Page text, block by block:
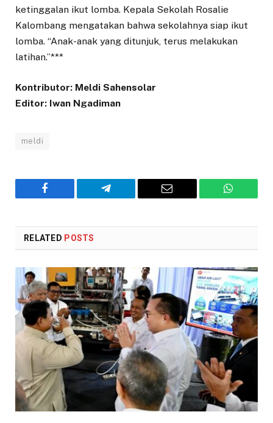
ketinggalan ikut lomba. Kepala Sekolah Rosalie
Kalombang mengatakan bahwa sekolahnya siap ikut
lomba. “Anak-anak yang ditunjuk, terus melakukan
latihan.”***
Kontributor: Meldi Sahensolar
Editor: Iwan Ngadiman
meldi
Facebook Telegram Email
RELATED POSTS